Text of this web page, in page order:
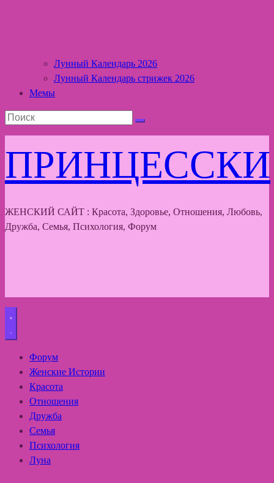
Лунный Календарь 2026
Лунный Календарь стрижек 2026
Мемы
ПРИНЦЕССКИ
ЖЕНСКИЙ САЙТ : Красота, Здоровье, Отношения, Любовь,
Дружба, Семья, Психология, Форум
Форум
Женские Истории
Красота
Отношения
Дружба
Семья
Психология
Луна